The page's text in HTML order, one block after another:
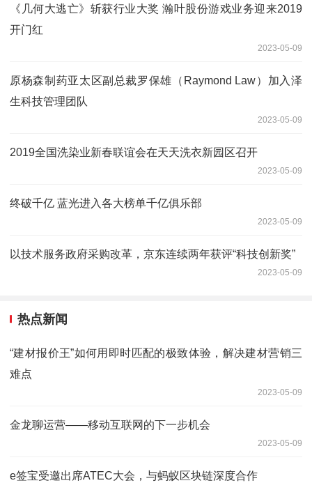
《几何大逃亡》斩获行业大奖 瀚叶股份游戏业务迎来2019
开门红
2023-05-09
原杨森制药亚太区副总裁罗保雄（Raymond Law）加入泽
生科技管理团队
2023-05-09
2019全国洗染业新春联谊会在天天洗衣新园区召开
2023-05-09
终破千亿 蓝光进入各大榜单千亿俱乐部
2023-05-09
以技术服务政府采购改革，京东连续两年获评“科技创新奖”
2023-05-09
热点新闻
“建材报价王”如何用即时匹配的极致体验，解决建材营销三
难点
2023-05-09
金龙聊运营——移动互联网的下一步机会
2023-05-09
e签宝受邀出席ATEC大会，与蚂蚁区块链深度合作